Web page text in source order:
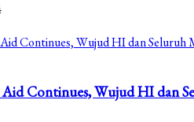
Continues, Wujud HI dan